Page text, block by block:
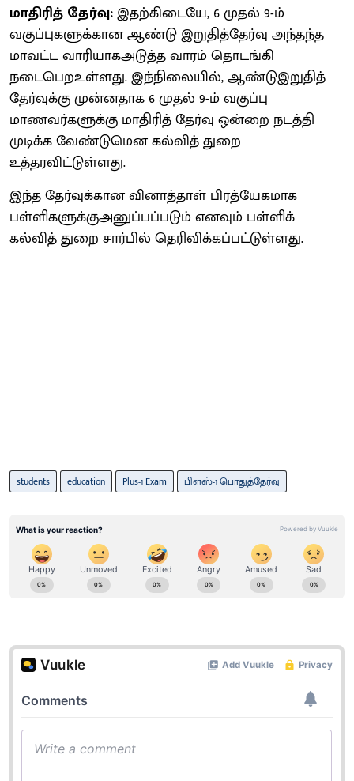
மாதிரித் தேர்வு:இதற்கிடையே, 6 முதல் 9-ம்
வகுப்புகளுக்கான ஆண்டு இறுதித்தேர்வு அந்தந்த
மாவட்ட வாரியாகஅடுத்த வாரம் தொடங்கி
நடைபெறஉள்ளது. இந்நிலையில், ஆண்டுஇறுதித்
தேர்வுக்கு முன்னதாக 6 முதல் 9-ம் வகுப்பு
மாணவர்களுக்கு மாதிரித் தேர்வு ஒன்றை நடத்தி
முடிக்க வேண்டுமென கல்வித் துறை
உத்தரவிட்டுள்ளது.
இந்த தேர்வுக்கான வினாத்தாள் பிரத்யேகமாக
பள்ளிகளுக்குஅனுப்பப்படும் எனவும் பள்ளிக்
கல்வித் துறை சார்பில் தெரிவிக்கப்பட்டுள்ளது.
students education Plus-1 Exam பிளஸ்-1 பொதுத்தேர்வு